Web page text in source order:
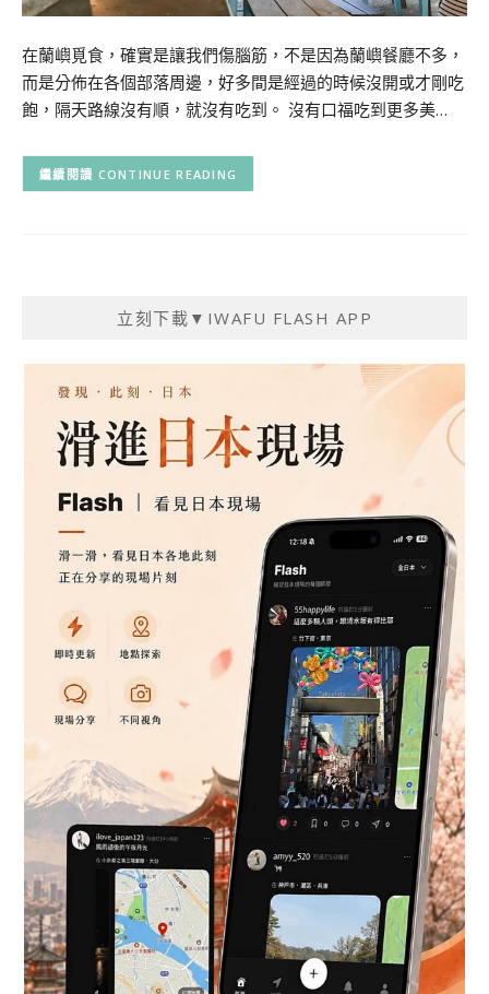
在蘭嶼覓食，確實是讓我們傷腦筋，不是因為蘭嶼餐廳不多，
而是分佈在各個部落周邊，好多間是經過的時候沒開或才剛吃
飽，隔天路線沒有順，就沒有吃到。 沒有口福吃到更多美…
CONTINUE READING
立刻下載▼IWAFU FLASH APP